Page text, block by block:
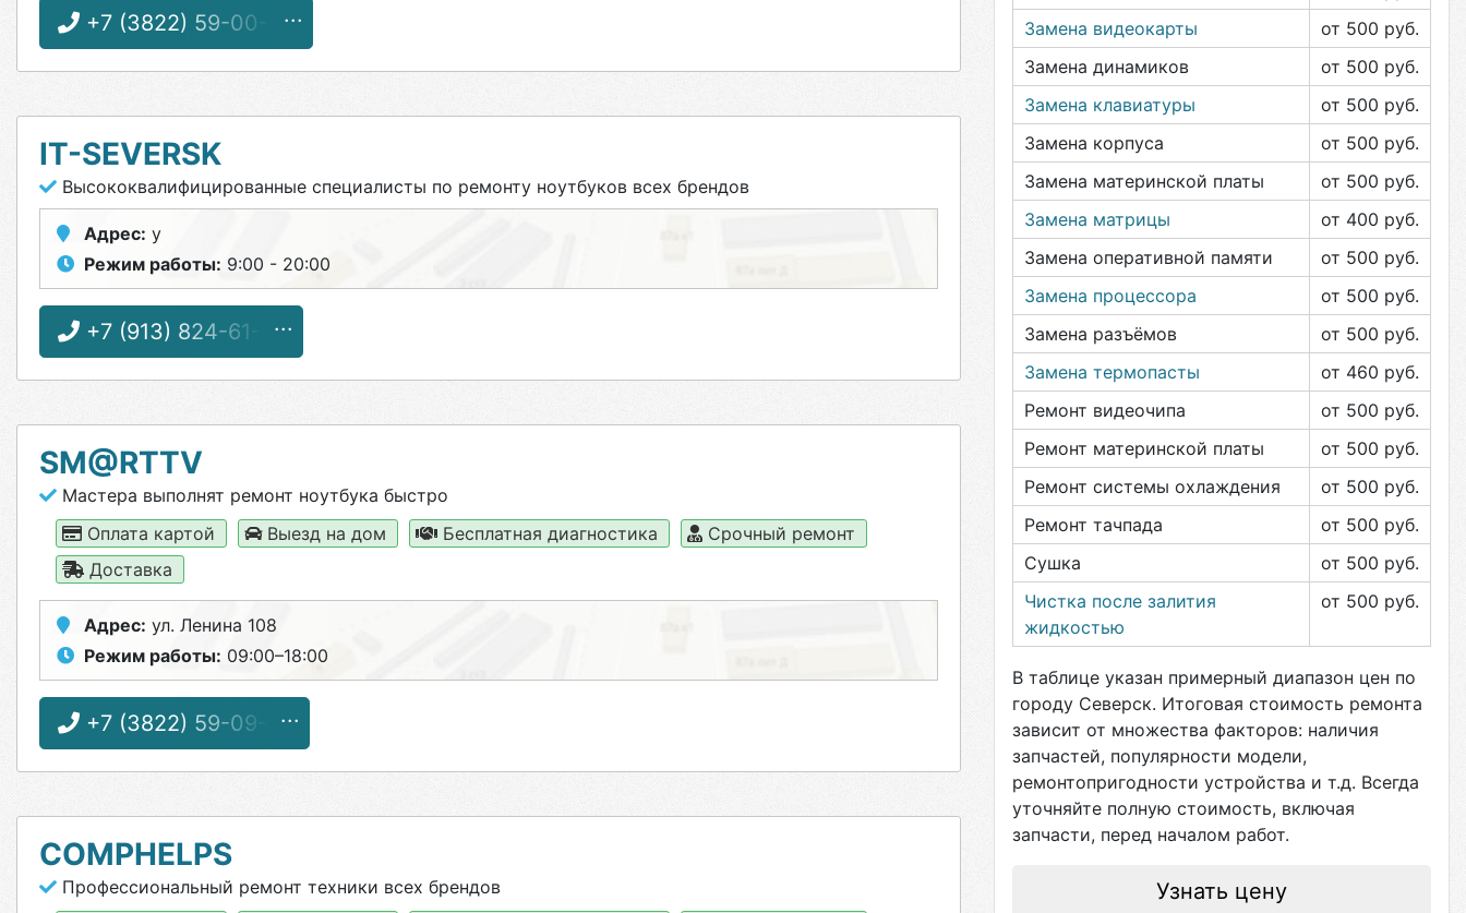
+7 (3822) 59-00-59
IT-SEVERSK
Высококвалифицированные специалисты по ремонту ноутбуков всех брендов
Адрес: у
Режим работы: 9:00 - 20:00
+7 (913) 824-61-27
SM@RTTV
Мастера выполнят ремонт ноутбука быстро
Оплата картой
Выезд на дом Бесплатная диагностика
Срочный ремонт
Доставка
Адрес: ул. Ленина 108
Режим работы: 09:00–18:00
+7 (3822) 59-09-01
COMPHELPS
Профессиональный ремонт техники всех брендов
Замена видеокарты
от 500 руб.
Замена динамиков
от 500 руб.
Замена клавиатуры
от 500 руб.
Замена корпуса
от 500 руб.
Замена материнской платы
от 500 руб.
Замена матрицы
от 400 руб.
Замена оперативной памяти
от 500 руб.
Замена процессора
от 500 руб.
Замена разъёмов
от 500 руб.
Замена термопасты
от 460 руб.
Ремонт видеочипа
от 500 руб.
Ремонт материнской платы
от 500 руб.
Ремонт системы охлаждения
от 500 руб.
Ремонт тачпада
от 500 руб.
Сушка
от 500 руб.
Чистка после залития
жидкостью
от 500 руб.
В таблице указан примерный диапазон цен по
городу Северск. Итоговая стоимость ремонта
зависит от множества факторов: наличия
запчастей, популярности модели,
ремонтопригодности устройства и т.д. Всегда
уточняйте полную стоимость, включая
запчасти, перед началом работ.
Узнать цену